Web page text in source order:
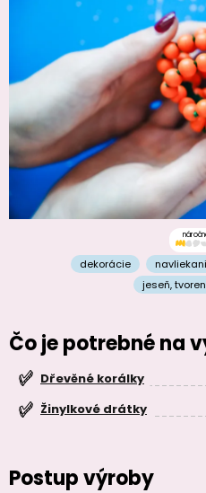
dekorácie
jeseň,
Čo je potrebné na
Dřevěné korálky
Žinylkové drátky
Postup výroby